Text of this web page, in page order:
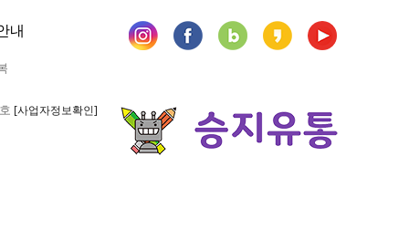
내
[사업자정보확인]